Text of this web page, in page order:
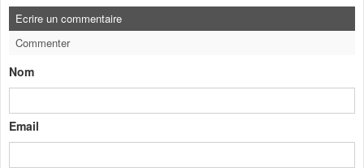
Ecrire un commentaire
Commenter
Nom
Email